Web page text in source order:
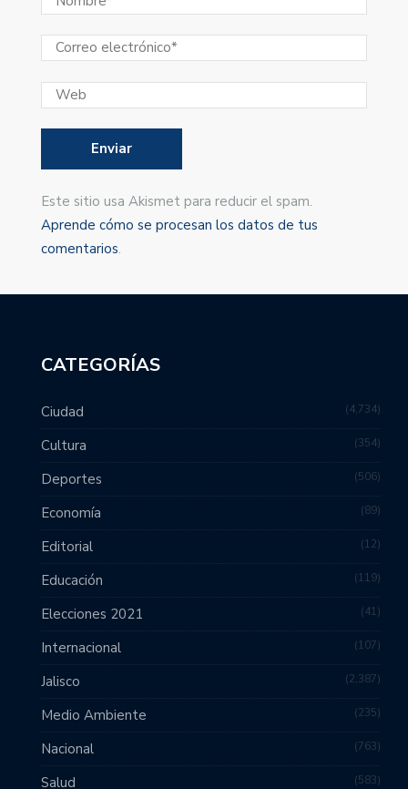
Este sitio usa Akismet para reducir el spam.
Aprende cómo se procesan los datos de tus
comentarios.
CATEGORÍAS
Ciudad 4,734
Cultura 354
Deportes 506
Economía 89
Editorial 12
Educación 119
Elecciones 2021 41
Internacional 107
Jalisco 2,387
Medio Ambiente 235
Nacional 763
Salud 583